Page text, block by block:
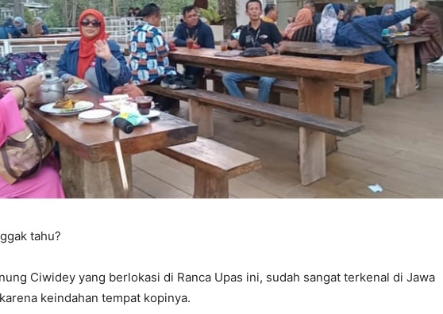
tahu?
Ciwidey yang berlokasi di Ranca Upas ini, sudah sangat terkenal di Jawa
keindahan tempat kopinya.